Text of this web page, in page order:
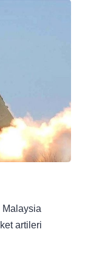
Malaysia
artileri